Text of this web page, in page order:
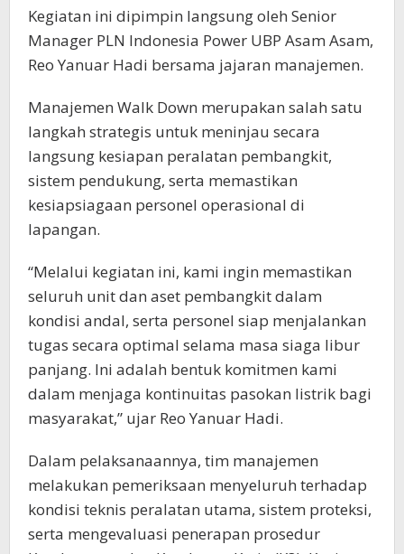
Kegiatan ini dipimpin langsung oleh Senior
Manager PLN Indonesia Power UBP Asam Asam,
Reo Yanuar Hadi bersama jajaran manajemen.
Manajemen Walk Down merupakan salah satu
langkah strategis untuk meninjau secara
langsung kesiapan peralatan pembangkit,
sistem pendukung, serta memastikan
kesiapsiagaan personel operasional di
lapangan.
“Melalui kegiatan ini, kami ingin memastikan
seluruh unit dan aset pembangkit dalam
kondisi andal, serta personel siap menjalankan
tugas secara optimal selama masa siaga libur
panjang. Ini adalah bentuk komitmen kami
dalam menjaga kontinuitas pasokan listrik bagi
masyarakat,” ujar Reo Yanuar Hadi.
Dalam pelaksanaannya, tim manajemen
melakukan pemeriksaan menyeluruh terhadap
kondisi teknis peralatan utama, sistem proteksi,
serta mengevaluasi penerapan prosedur